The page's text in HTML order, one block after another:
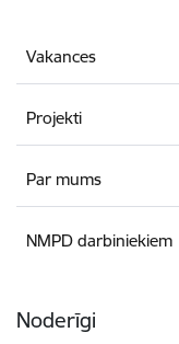
Vakances
Projekti
Par mums
NMPD darbiniekiem
Noderīgi